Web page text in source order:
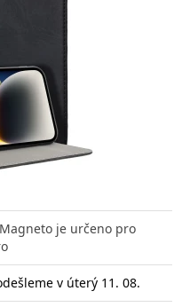
je určeno pro
v úterý 11. 08.